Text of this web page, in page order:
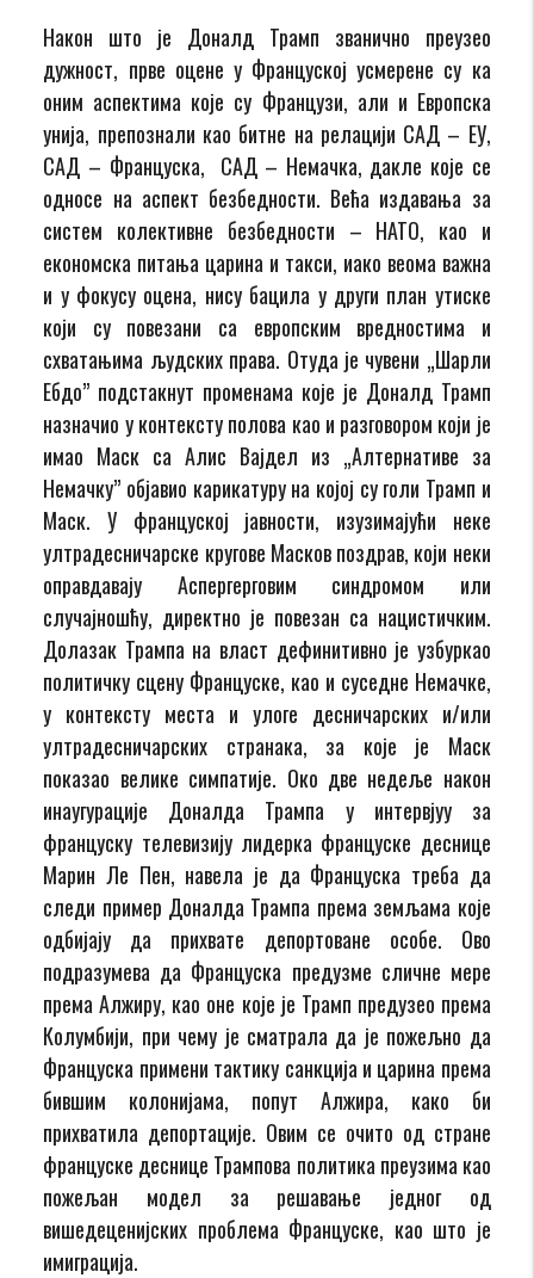
Након што је Доналд Трамп званично преузео
дужност, прве оцене у Француској усмерене су ка
оним аспектима које су Французи, али и Европска
унија, препознали као битне на релацији САД – ЕУ,
САД – Француска, САД – Немачка, дакле које се
односе на аспект безбедности. Већа издавања за
систем колективне безбедности – НАТО, као и
економска питања царина и такси, иако веома важна
и у фокусу оцена, нису бацила у други план утиске
који су повезани са европским вредностима и
схватањима људских права. Отуда је чувени „Шарли
Ебдо” подстакнут променама које је Доналд Трамп
назначио у контексту полова као и разговором који је
имао Маск са Алис Вајдел из „Алтернативе за
Немачку” објавио карикатуру на којој су голи Трамп и
Маск. У француској јавности, изузимајући неке
ултрадесничарске кругове Масков поздрав, који неки
оправдавају Аспергерговим синдромом или
случајношћу, директно је повезан са нацистичким.
Долазак Трампа на власт дефинитивно је узбуркао
политичку сцену Француске, као и суседне Немачке,
у контексту места и улоге десничарских и/или
ултрадесничарских странака, за које је Маск
показао велике симпатије. Око две недеље након
инаугурације Доналда Трампа у интервјуу за
француску телевизију лидерка француске деснице
Марин Ле Пен, навела је да Француска треба да
следи пример Доналда Трампа према земљама које
одбијају да прихвате депортоване особе. Ово
подразумева да Француска предузме сличне мере
према Алжиру, као оне које је Трамп предузео према
Колумбији, при чему је сматрала да је пожељно да
Француска примени тактику санкција и царина према
бившим колонијама, попут Алжира, како би
прихватила депортације. Овим се очито од стране
француске деснице Трампова политика преузима као
пожељан модел за решавање једног од
вишедеценијских проблема Француске, као што је
имиграција.